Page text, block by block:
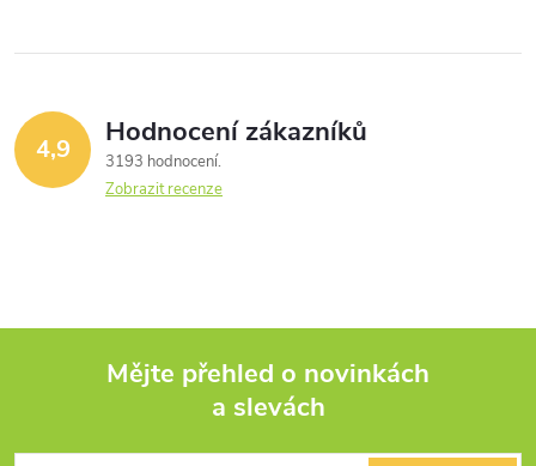
4,9 Hodnocení zákazníků
3193 hodnocení
Zobrazit recenze
Mějte přehled o novinkách
a slevách